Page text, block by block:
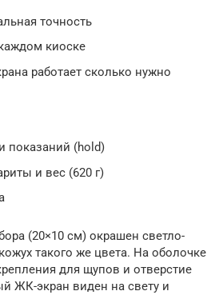
точность
киоске
работает сколько нужно
показаний (hold)
и вес (620 г)
(20×10 см) окрашен светло-
такого же цвета. На оболочке
для щупов и отверстие
ЖК-экран виден на свету и